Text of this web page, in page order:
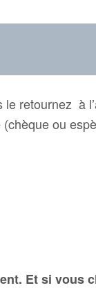
le retournez à
ou
Et si vous